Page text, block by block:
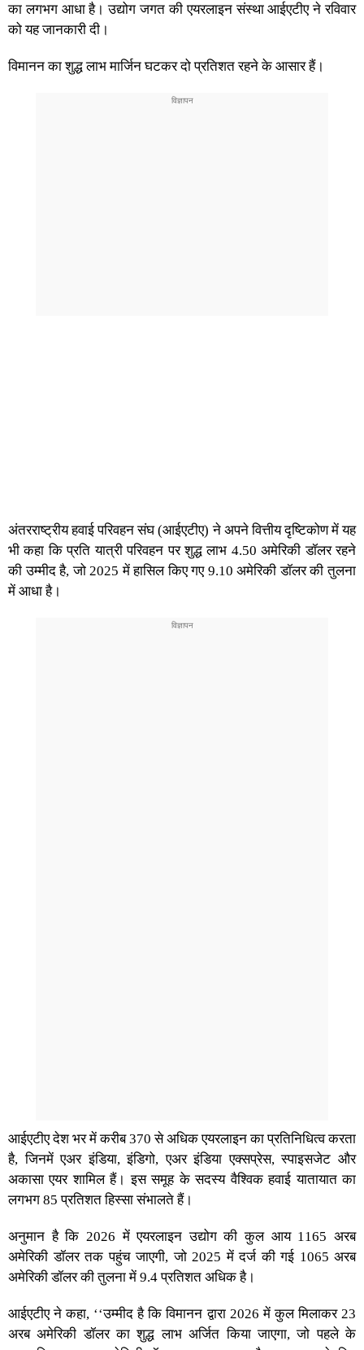
का लगभग आधा है। उद्योग जगत की एयरलाइन संस्था आईएटीए ने रविवार
को यह जानकारी दी।
विमानन का शुद्ध लाभ मार्जिन घटकर दो प्रतिशत रहने के आसार हैं।
अंतरराष्ट्रीय हवाई परिवहन संघ (आईएटीए) ने अपने वित्तीय दृष्टिकोण में यह
भी कहा कि प्रति यात्री परिवहन पर शुद्ध लाभ 4.50 अमेरिकी डॉलर रहने
की उम्मीद है, जो 2025 में हासिल किए गए 9.10 अमेरिकी डॉलर की तुलना
में आधा है।
आईएटीए देश भर में करीब 370 से अधिक एयरलाइन का प्रतिनिधित्व करता
है, जिनमें एअर इंडिया, इंडिगो, एअर इंडिया एक्सप्रेस, स्पाइसजेट और
अकासा एयर शामिल हैं। इस समूह के सदस्य वैश्विक हवाई यातायात का
लगभग 85 प्रतिशत हिस्सा संभालते हैं।
अनुमान है कि 2026 में एयरलाइन उद्योग की कुल आय 1165 अरब
अमेरिकी डॉलर तक पहुंच जाएगी, जो 2025 में दर्ज की गई 1065 अरब
अमेरिकी डॉलर की तुलना में 9.4 प्रतिशत अधिक है।
आईएटीए ने कहा, ‘‘उम्मीद है कि विमानन द्वारा 2026 में कुल मिलाकर 23
अरब अमेरिकी डॉलर का शुद्ध लाभ अर्जित किया जाएगा, जो पहले के